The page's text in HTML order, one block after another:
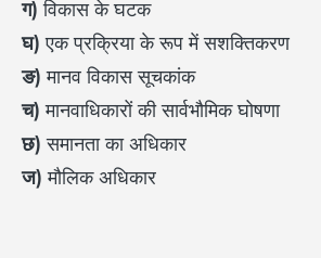
ग)विकास के घटक
घ)एक प्रक्रिया के रूप में सशक्तिकरण
ङ)मानव विकास सूचकांक
च)मानवाधिकारों की सार्वभौमिक घोषणा
छ)समानता का अधिकार
ज)मौलिक अधिकार